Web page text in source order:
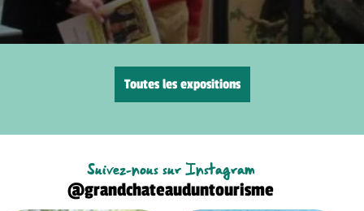
Toutes les expositions
Suivez-nous sur Instagram
@grandchateauduntourisme